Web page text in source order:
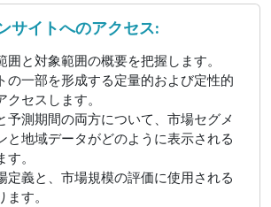
サイトへのアクセス:
囲と対象範囲の概要を把握します。
の一部を形成する定量的および定性的
セスします。
予測期間の両方について、市場セグメ
と地域データがどのように表示される
。
定義と、市場規模の評価に使用される
す。